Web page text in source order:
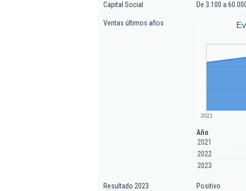
Capital Social De 3.100 a
Ventas últimos años
2021
Año
2021
2022
2023
Resultado 2023 Positivo